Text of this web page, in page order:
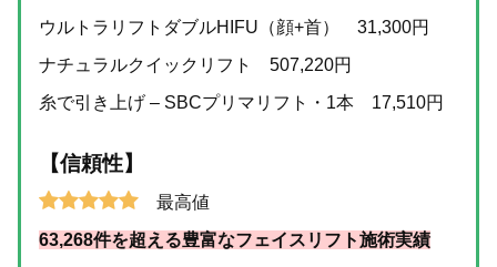
ウルトラリフトダブルHIFU（顔+首） 31,300円
ナチュラルクイックリフト 507,220円
糸で引き上げ – SBCプリマリフト・1本 17,510円
【信頼性】
最高値
63,268件を超える豊富なフェイスリフト施術実績